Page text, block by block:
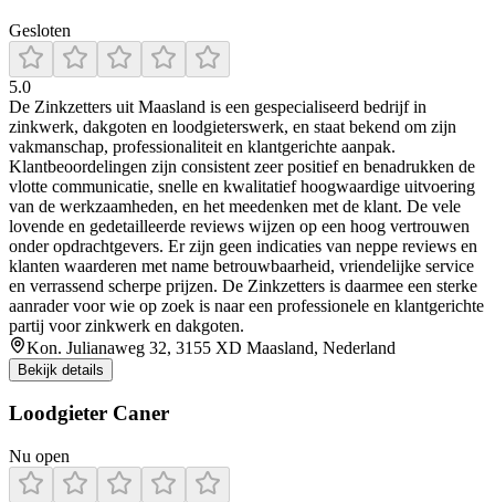
Gesloten
5.0
De Zinkzetters uit Maasland is een gespecialiseerd bedrijf in
zinkwerk, dakgoten en loodgieterswerk, en staat bekend om zijn
vakmanschap, professionaliteit en klantgerichte aanpak.
Klantbeoordelingen zijn consistent zeer positief en benadrukken de
vlotte communicatie, snelle en kwalitatief hoogwaardige uitvoering
van de werkzaamheden, en het meedenken met de klant. De vele
lovende en gedetailleerde reviews wijzen op een hoog vertrouwen
onder opdrachtgevers. Er zijn geen indicaties van neppe reviews en
klanten waarderen met name betrouwbaarheid, vriendelijke service
en verrassend scherpe prijzen. De Zinkzetters is daarmee een sterke
aanrader voor wie op zoek is naar een professionele en klantgerichte
partij voor zinkwerk en dakgoten.
Kon. Julianaweg 32, 3155 XD Maasland, Nederland
Bekijk details
Loodgieter Caner
Nu open